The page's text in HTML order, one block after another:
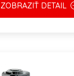
ZOBRAZIŤ DETAIL